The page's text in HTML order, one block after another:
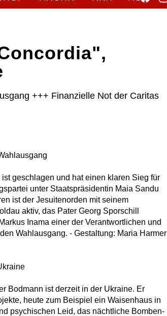
+++ Finanzielle Not der Caritas
geschlagen und hat einen klaren Sieg für
unter Staatspräsidentin Maia Sandu
ist der Jesuitenorden mit seinem
aktiv, das Pater Georg Sporschill
Inama einer der Verantwortlichen und
Wahlausgang. - Gestaltung: Maria Harmer
Bodmann ist derzeit in der Ukraine. Er
heute zum Beispiel ein Waisenhaus in
psychischen Leid, das nächtliche Bomben-